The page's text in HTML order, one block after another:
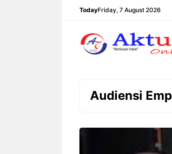
TodayFriday, 7 August 2026
Audiensi